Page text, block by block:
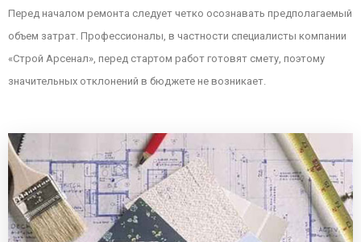
Перед началом ремонта следует четко осознавать предполагаемый
объем затрат. Профессионалы, в частности специалисты компании
«Строй Арсенал», перед стартом работ готовят смету, поэтому
значительных отклонений в бюджете не возникает.